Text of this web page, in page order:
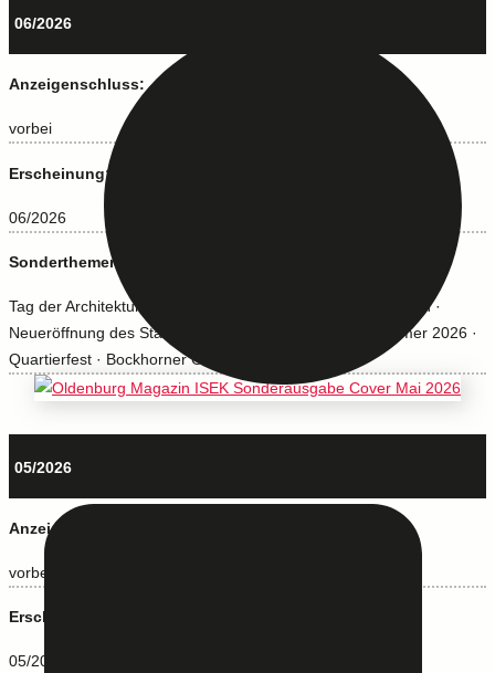
06/2026
Anzeigenschluss:
vorbei
Erscheinung:
06/2026
Sonderthemen:
Tag der Architektur · CSD Oldenburg · Brunnenlauf Eversten ·
Neueröffnung des Stadtmuseum Oldenburg · Kultursommer 2026 ·
Quartierfest · Bockhorner Oldtimermarkt
05/2026
Anzeigenschluss:
vorbei
Erscheinung:
05/2026